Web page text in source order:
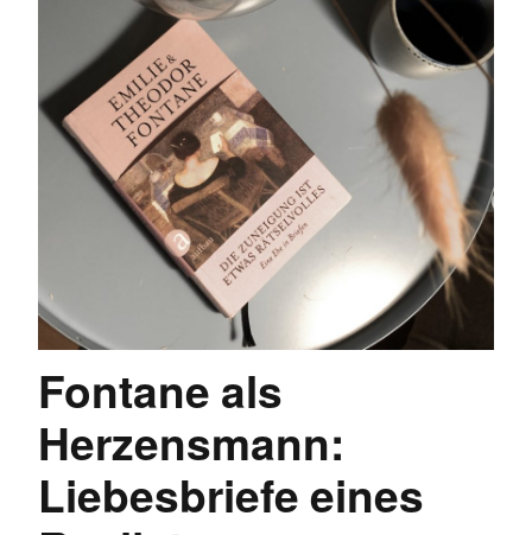
Fontane als
Herzensmann:
Liebesbriefe eines